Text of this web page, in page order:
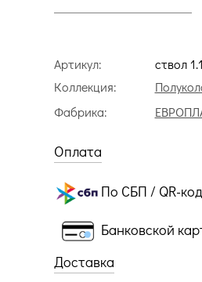
Артикул:
ствол
Коллекция:
Фабрика:
Оплата
По СБП / QR-
Банковской
Доставка